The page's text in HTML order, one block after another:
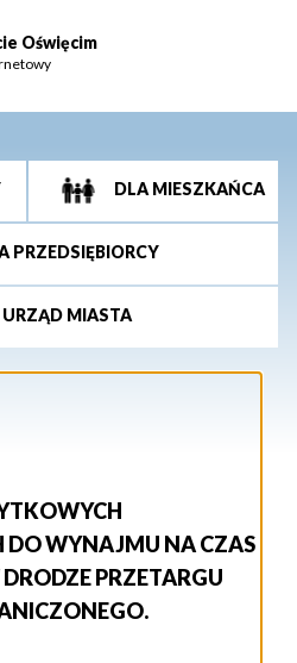
Oświęcim
DLA MIESZKAŃCA
PRZEDSIĘBIORCY
URZĄD MIASTA
DO WYNAJMU NA CZAS
PRZETARGU